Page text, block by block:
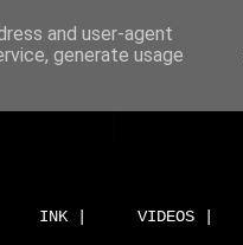
INK | VIDEOS |
and user-agent
generate usage